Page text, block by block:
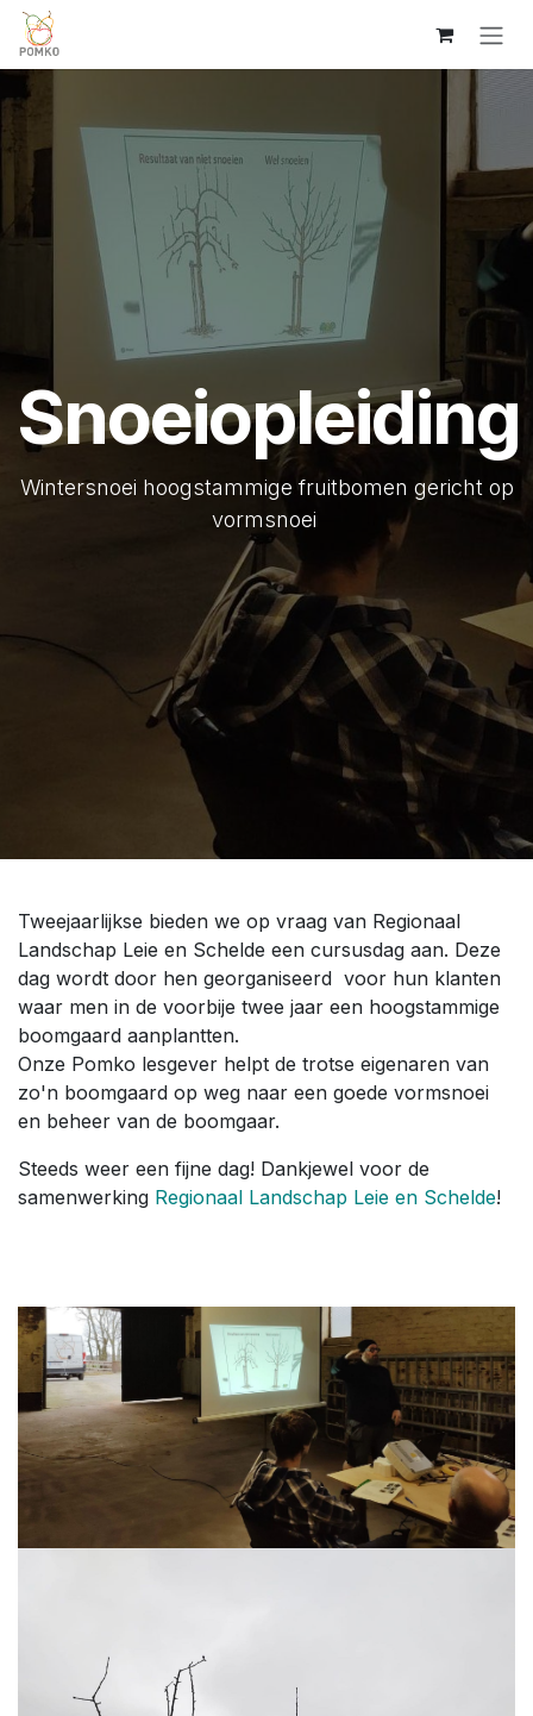
Overslaan naar inhoud
Snoeiopleiding
Wintersnoei hoogstammige fruitbomen gericht op
vormsnoei
Tweejaarlijkse bieden we op vraag van Regionaal
Landschap Leie en Schelde een cursusdag aan. Deze
dag wordt door hen georganiseerd voor hun klanten
waar men in de voorbije twee jaar een hoogstammige
boomgaard aanplantten.
Onze Pomko lesgever helpt de trotse eigenaren van
zo'n boomgaard op weg naar een goede vormsnoei
en beheer van de boomgaar.
Steeds weer een fijne dag! Dankjewel voor de
samenwerking Regionaal Landschap Leie en Schelde!